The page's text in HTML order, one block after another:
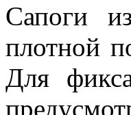
Сапоги
плотной
Для